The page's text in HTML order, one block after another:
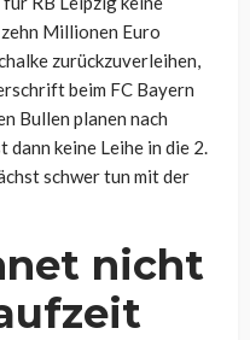
Millionen Euro
zurückzuverleihen,
beim FC Bayern
Bullen planen nach
dann keine Leihe in die 2.
schwer tun mit der
nicht